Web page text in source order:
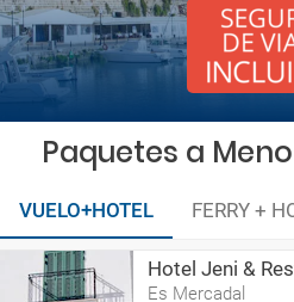
Paquetes a
VUELO+HOTEL FERRY +
Hotel Jeni &
Es Mercadal